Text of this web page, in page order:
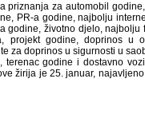
priznanja za automobil
PR-a godine, najbolju
godine, životno djelo, najbolju
projekt godine, doprinos u
za doprinos u sigurnosti u
godine i dostavno
žirija je 25. januar,